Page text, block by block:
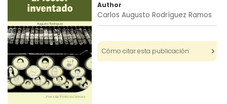
end
of
the
images
gallery
Author
Carlos Augusto Rodríguez Ramos
Cómo citar esta publicación